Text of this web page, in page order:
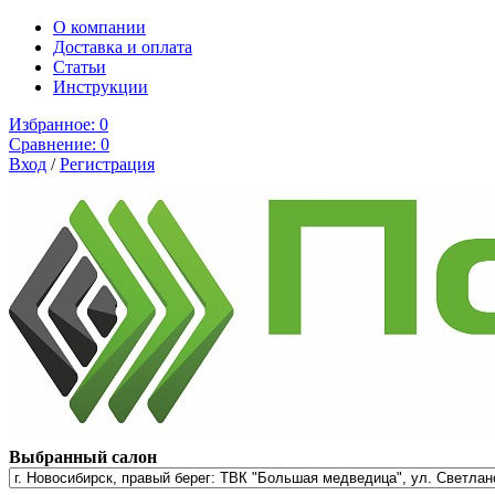
О компании
Доставка и оплата
Cтатьи
Инструкции
Избранное: 0
Сравнение: 0
Вход /Регистрация
Выбранный салон